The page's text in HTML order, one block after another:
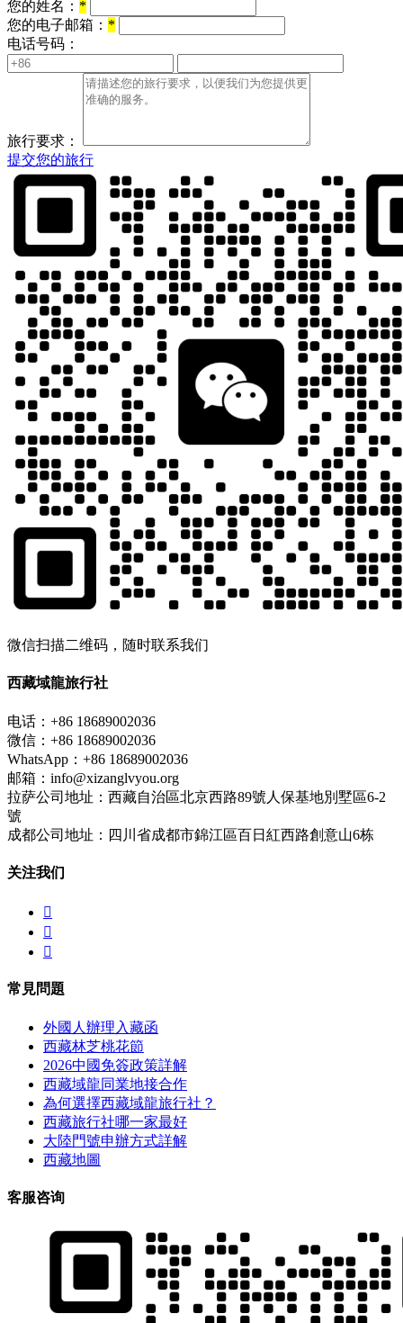
您的姓名： *
您的电子邮箱： *
电话号码：
旅行要求：
提交您的旅行
微信扫描二维码，随时联系我们
西藏域龍旅行社
电话：+86 18689002036
微信：+86 18689002036
WhatsApp：+86 18689002036
邮箱：info@xizanglvyou.org
拉萨公司地址：西藏自治區北京西路89號人保基地別墅區6-2
號
成都公司地址：四川省成都市錦江區百日紅西路創意山6栋
关注我们



常見問題
外國人辦理入藏函
西藏林芝桃花節
2026中國免簽政策詳解
西藏域龍同業地接合作
為何選擇西藏域龍旅行社？
西藏旅行社哪一家最好
大陸門號申辦方式詳解
西藏地圖
客服咨询